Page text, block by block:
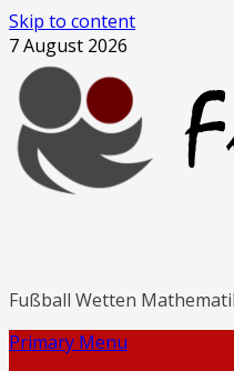
Skip to content
7 August 2026
Fußball Wetten
Primary Menu